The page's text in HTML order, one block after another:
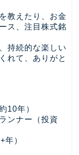
教えたり、お金
ス、注目株式銘
持続的な楽しい
れて、ありがと
10年）
ンナー（投資
年）